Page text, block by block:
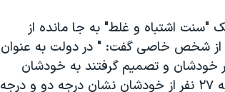
"سنت اشتباه و غلط" به جا مانده از
از شخص خاصی گفت: " در دولت به عنوان
خودشان و تصمیم گرفتند به خودشان
نشان و سکه بدهند. از یک جمع ۳۰ نفره دولت به ۲۷ نفر از خودشان نشان درجه دو و درجه